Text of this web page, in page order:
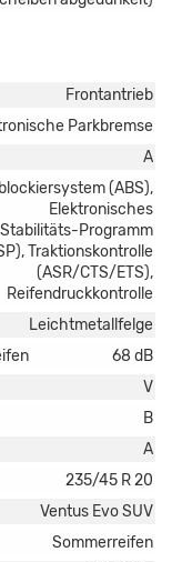
Frontantrieb
Parkbremse
A
(ABS),
Elektronisches
Stabilitäts-Programm
Traktionskontrolle
(ASR/CTS/ETS),
Reifendruckkontrolle
Leichtmetallfelge
68 dB
V
B
A
235/45 R 20
Ventus Evo SUV
Sommerreifen